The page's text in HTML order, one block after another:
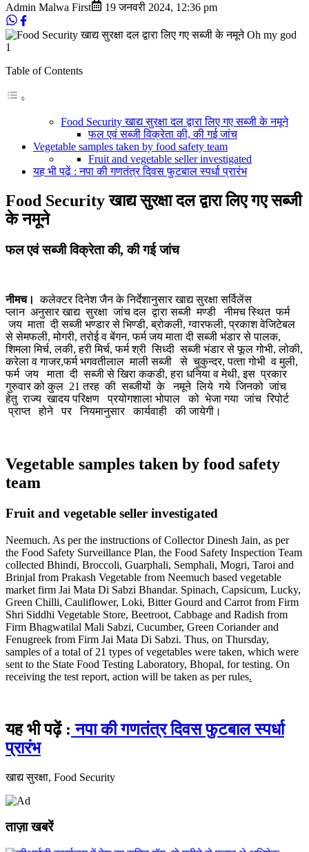
Admin Malwa First 19 जनवरी 2024, 12:36 pm
Table of Contents
Food Security खाद्य सुरक्षा दल द्वारा लिए गए सब्जी के नमूने
फल एवं सब्जी विक्रेता की, की गई जांच
Vegetable samples taken by food safety team
Fruit and vegetable seller investigated
यह भी पढ़ें : नपा की गणतंत्र दिवस फुटबाल स्पर्धा प्रारंभ
Food Security खाद्य सुरक्षा दल द्वारा लिए गए सब्जी
के नमूने
फल एवं सब्जी विक्रेता की, की गई जांच
नीमच। कलेक्‍टर दिनेश जैन के निर्देशानुसार खाद्य सुरक्षा सर्विलेंस
प्‍लान अनुसार खाद्य सुरक्षा जांच दल द्वारा सब्‍जी मण्‍डी नीमच स्थित फर्म
जय माता दी सब्‍जी भण्‍डार से भिण्‍डी, ब्रोकली, ग्‍वारफली, प्रकाश वेजिटेबल
से सेमफली, मोगरी, तरोई व बेंगन, फर्म जय माता दी सब्‍जी भंडार से पालक,
शिमला मिर्च, लकी, हरी मिर्च, फर्म श्री सिध्‍दी सब्‍जी भंडार से फूल गोभी, लोकी,
करेला व गाजर,फर्म भगवतीलाल माली सब्‍जी से चुकुन्‍दर, पत्‍ता गोभी व मुली,
फर्म जय माता दी सब्‍जी से खिरा ककडी, हरा धनिया व मेथी, इस प्रकार
गुरुवार को कुल 21 तरह की सब्‍जीयों के नमूने लिये गये जिनको जांच
हेतु राज्‍य खादय परिक्षण प्रयोगशाला भोपाल को भेजा गया जांच रिपोर्ट
प्राप्‍त होने पर नियमानुसार कार्यवाही की जायेगी।
Vegetable samples taken by food safety
team
Fruit and vegetable seller investigated
Neemuch. As per the instructions of Collector Dinesh Jain, as per
the Food Safety Surveillance Plan, the Food Safety Inspection Team
collected Bhindi, Broccoli, Guarphali, Semphali, Mogri, Taroi and
Brinjal from Prakash Vegetable from Neemuch based vegetable
market firm Jai Mata Di Sabzi Bhandar. Spinach, Capsicum, Lucky,
Green Chilli, Cauliflower, Loki, Bitter Gourd and Carrot from Firm
Shri Siddhi Vegetable Store, Beetroot, Cabbage and Radish from
Firm Bhagwatilal Mali Sabzi, Cucumber, Green Coriander and
Fenugreek from Firm Jai Mata Di Sabzi. Thus, on Thursday,
samples of a total of 21 types of vegetables were taken, which were
sent to the State Food Testing Laboratory, Bhopal, for testing. On
receiving the test report, action will be taken as per rules.
यह भी पढ़ें : नपा की गणतंत्र दिवस फुटबाल स्पर्धा
प्रारंभ
खाद्य सुरक्षा, Food Security
ताज़ा खबरें